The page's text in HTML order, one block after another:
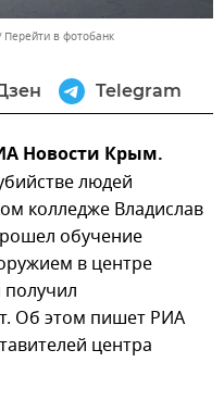
Перейти в фотобанк
Telegram
Новости Крым.
людей
колледже Владислав
обучение
в центре
Об этом пишет РИА
центра